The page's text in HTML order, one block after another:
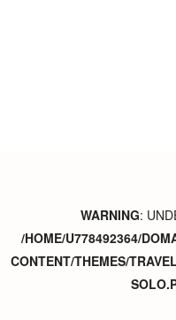
WARNING:
/HOME/U778492364/
CONTENT/THEMES/